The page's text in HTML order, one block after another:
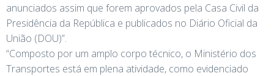
anunciados assim que forem aprovados pela Casa Civil da
Presidência da República e publicados no Diário Oficial da
União (DOU)”.
“Composto por um amplo corpo técnico, o Ministério dos
Transportes está em plena atividade, como evidenciado